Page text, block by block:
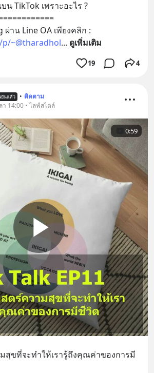
น TikTok เพราะอะไร ?
าน Line OA เพียงคลิก :
~@tharadhol... ดูเพิ่มเติม
19 4
ยันแล้ว • ติดตาม
า 14:00 • ไลฟ์สไตล์
0:59
สุขที่จะทำให้เรารู้ถึงคุณค่าของการมี